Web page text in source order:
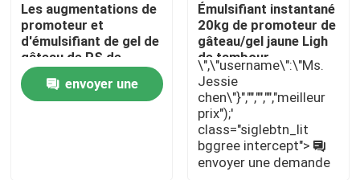
Contrôle de qualité
Contactez-nous
Les augmentations de
promoteur et
d'émulsifiant de gel de
gâteau de PS de
CARDLO durcissent le
volume ramollissent le
goût de bouche
envoyer une
Émulsifiant instantané
20kg de promoteur de
gâteau/gel jaune Ligh
de tambour
\",\"username\":\"Ms.
Jessie
chen\"}","","","","meilleur
prix");'
class="siglebtn_lit
bggree intercept">
envoyer une demande